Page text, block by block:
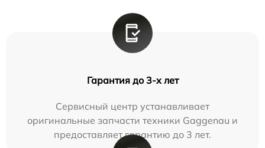
Гарантия до 3-х лет
Сервисный центр устанавливает
оригинальные запчасти техники Gaggenau и
предоставляет гарантию до 3 лет.